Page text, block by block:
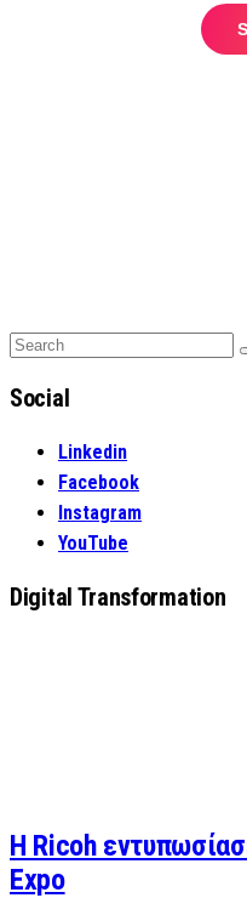
Search
Social
Linkedin
Facebook
Instagram
YouTube
Digital Transformation
Η Ricoh
Expo